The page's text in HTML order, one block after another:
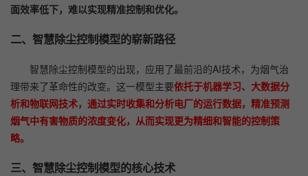
面效率低下，难以实现精准控制和优化。
二、智慧除尘控制模型的崭新路径
智慧除尘控制模型的出现，应用了最前沿的AI技术，为烟气治
理带来了革命性的改变。这一模型主要依托于机器学习、大数据分
析和物联网技术，通过实时收集和分析电厂的运行数据，精准预测
烟气中有害物质的浓度变化，从而实现更为精细和智能的控制策
略。
三、智慧除尘控制模型的核心技术